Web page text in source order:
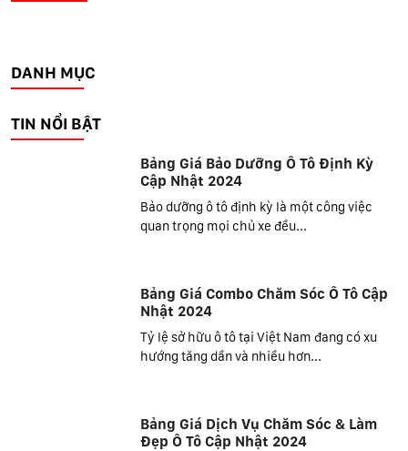
DANH MỤC
TIN NỔI BẬT
Bảng Giá Bảo Dưỡng Ô Tô Định Kỳ
Cập Nhật 2024
Bảo dưỡng ô tô định kỳ là một công việc
quan trọng mọi chủ xe đều...
Bảng Giá Combo Chăm Sóc Ô Tô Cập
Nhật 2024
Tỷ lệ sở hữu ô tô tại Việt Nam đang có xu
hướng tăng dần và nhiều hơn...
Bảng Giá Dịch Vụ Chăm Sóc & Làm
Đẹp Ô Tô Cập Nhật 2024